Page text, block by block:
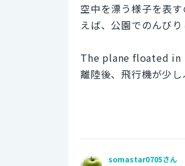
空中を漂う様子を表
えば、公園でのんび
The plane floated
離陸後、飛行機が少し
somastar0705さん